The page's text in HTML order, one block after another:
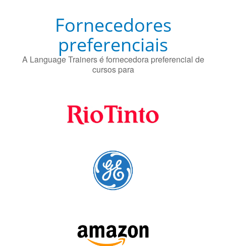
Fornecedores
preferenciais
A Language Trainers é fornecedora preferencial de
cursos para